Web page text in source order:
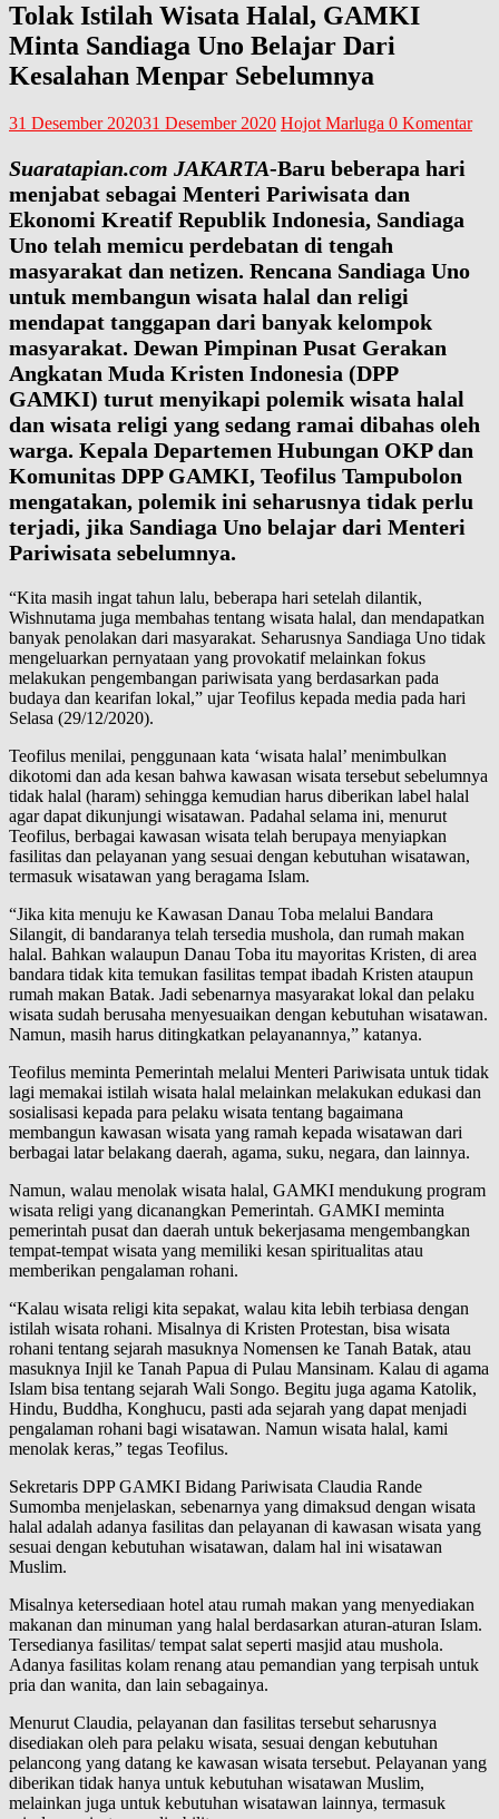
Tolak Istilah Wisata Halal, GAMKI
Minta Sandiaga Uno Belajar Dari
Kesalahan Menpar Sebelumnya
31 Desember 202031 Desember 2020 Hojot Marluga 0 Komentar
Suaratapian.com JAKARTA-Baru beberapa hari
menjabat sebagai Menteri Pariwisata dan
Ekonomi Kreatif Republik Indonesia, Sandiaga
Uno telah memicu perdebatan di tengah
masyarakat dan netizen. Rencana Sandiaga Uno
untuk membangun wisata halal dan religi
mendapat tanggapan dari banyak kelompok
masyarakat. Dewan Pimpinan Pusat Gerakan
Angkatan Muda Kristen Indonesia (DPP
GAMKI) turut menyikapi polemik wisata halal
dan wisata religi yang sedang ramai dibahas oleh
warga. Kepala Departemen Hubungan OKP dan
Komunitas DPP GAMKI, Teofilus Tampubolon
mengatakan, polemik ini seharusnya tidak perlu
terjadi, jika Sandiaga Uno belajar dari Menteri
Pariwisata sebelumnya.
“Kita masih ingat tahun lalu, beberapa hari setelah dilantik,
Wishnutama juga membahas tentang wisata halal, dan mendapatkan
banyak penolakan dari masyarakat. Seharusnya Sandiaga Uno tidak
mengeluarkan pernyataan yang provokatif melainkan fokus
melakukan pengembangan pariwisata yang berdasarkan pada
budaya dan kearifan lokal,” ujar Teofilus kepada media pada hari
Selasa (29/12/2020).
Teofilus menilai, penggunaan kata ‘wisata halal’ menimbulkan
dikotomi dan ada kesan bahwa kawasan wisata tersebut sebelumnya
tidak halal (haram) sehingga kemudian harus diberikan label halal
agar dapat dikunjungi wisatawan. Padahal selama ini, menurut
Teofilus, berbagai kawasan wisata telah berupaya menyiapkan
fasilitas dan pelayanan yang sesuai dengan kebutuhan wisatawan,
termasuk wisatawan yang beragama Islam.
“Jika kita menuju ke Kawasan Danau Toba melalui Bandara
Silangit, di bandaranya telah tersedia mushola, dan rumah makan
halal. Bahkan walaupun Danau Toba itu mayoritas Kristen, di area
bandara tidak kita temukan fasilitas tempat ibadah Kristen ataupun
rumah makan Batak. Jadi sebenarnya masyarakat lokal dan pelaku
wisata sudah berusaha menyesuaikan dengan kebutuhan wisatawan.
Namun, masih harus ditingkatkan pelayanannya,” katanya.
Teofilus meminta Pemerintah melalui Menteri Pariwisata untuk tidak
lagi memakai istilah wisata halal melainkan melakukan edukasi dan
sosialisasi kepada para pelaku wisata tentang bagaimana
membangun kawasan wisata yang ramah kepada wisatawan dari
berbagai latar belakang daerah, agama, suku, negara, dan lainnya.
Namun, walau menolak wisata halal, GAMKI mendukung program
wisata religi yang dicanangkan Pemerintah. GAMKI meminta
pemerintah pusat dan daerah untuk bekerjasama mengembangkan
tempat-tempat wisata yang memiliki kesan spiritualitas atau
memberikan pengalaman rohani.
“Kalau wisata religi kita sepakat, walau kita lebih terbiasa dengan
istilah wisata rohani. Misalnya di Kristen Protestan, bisa wisata
rohani tentang sejarah masuknya Nomensen ke Tanah Batak, atau
masuknya Injil ke Tanah Papua di Pulau Mansinam. Kalau di agama
Islam bisa tentang sejarah Wali Songo. Begitu juga agama Katolik,
Hindu, Buddha, Konghucu, pasti ada sejarah yang dapat menjadi
pengalaman rohani bagi wisatawan. Namun wisata halal, kami
menolak keras,” tegas Teofilus.
Sekretaris DPP GAMKI Bidang Pariwisata Claudia Rande
Sumomba menjelaskan, sebenarnya yang dimaksud dengan wisata
halal adalah adanya fasilitas dan pelayanan di kawasan wisata yang
sesuai dengan kebutuhan wisatawan, dalam hal ini wisatawan
Muslim.
Misalnya ketersediaan hotel atau rumah makan yang menyediakan
makanan dan minuman yang halal berdasarkan aturan-aturan Islam.
Tersedianya fasilitas/ tempat salat seperti masjid atau mushola.
Adanya fasilitas kolam renang atau pemandian yang terpisah untuk
pria dan wanita, dan lain sebagainya.
Menurut Claudia, pelayanan dan fasilitas tersebut seharusnya
disediakan oleh para pelaku wisata, sesuai dengan kebutuhan
pelancong yang datang ke kawasan wisata tersebut. Pelayanan yang
diberikan tidak hanya untuk kebutuhan wisatawan Muslim,
melainkan juga untuk kebutuhan wisatawan lainnya, termasuk